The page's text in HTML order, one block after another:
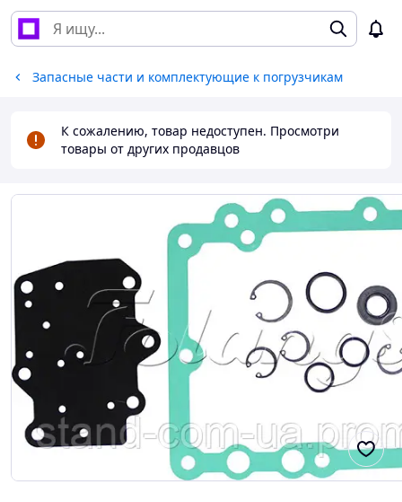
Запасные части и комплектующие к погрузчикам
К сожалению, товар недоступен. Просмотри
товары от других продавцов